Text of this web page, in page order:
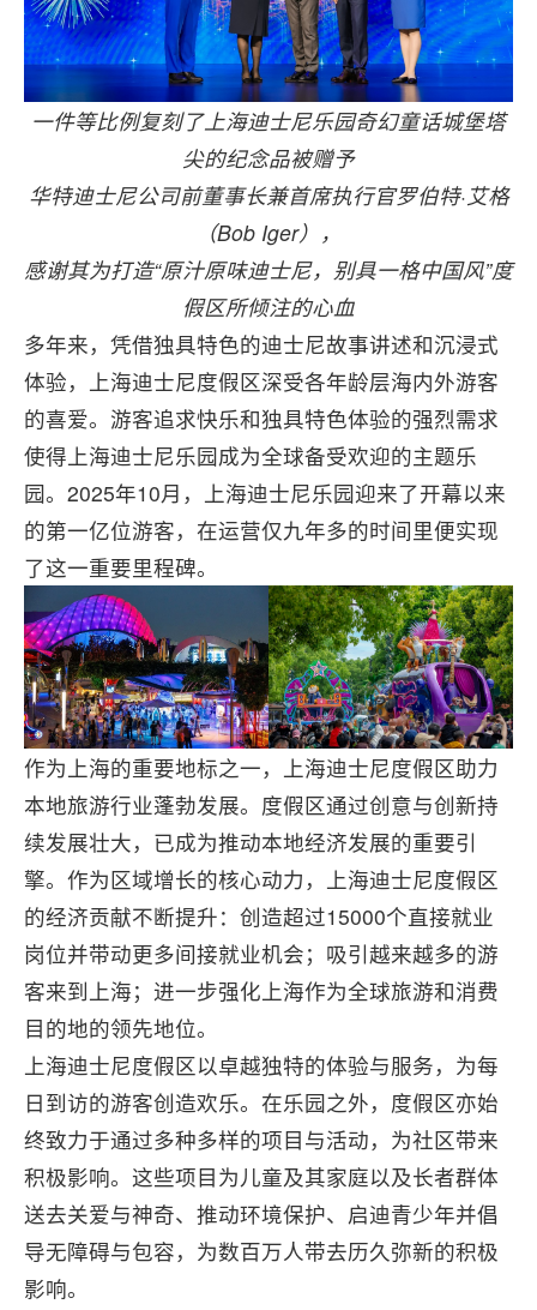
一件等比例复刻了上海迪士尼乐园奇幻童话城堡塔
尖的纪念品被赠予
华特迪士尼公司前董事长兼首席执行官罗伯特·艾格
（Bob Iger），
感谢其为打造“原汁原味迪士尼，别具一格中国风”度
假区所倾注的心血
多年来，凭借独具特色的迪士尼故事讲述和沉浸式
体验，上海迪士尼度假区深受各年龄层海内外游客
的喜爱。游客追求快乐和独具特色体验的强烈需求
使得上海迪士尼乐园成为全球备受欢迎的主题乐
园。2025年10月，上海迪士尼乐园迎来了开幕以来
的第一亿位游客，在运营仅九年多的时间里便实现
了这一重要里程碑。
作为上海的重要地标之一，上海迪士尼度假区助力
本地旅游行业蓬勃发展。度假区通过创意与创新持
续发展壮大，已成为推动本地经济发展的重要引
擎。作为区域增长的核心动力，上海迪士尼度假区
的经济贡献不断提升：创造超过15000个直接就业
岗位并带动更多间接就业机会；吸引越来越多的游
客来到上海；进一步强化上海作为全球旅游和消费
目的地的领先地位。
上海迪士尼度假区以卓越独特的体验与服务，为每
日到访的游客创造欢乐。在乐园之外，度假区亦始
终致力于通过多种多样的项目与活动，为社区带来
积极影响。这些项目为儿童及其家庭以及长者群体
送去关爱与神奇、推动环境保护、启迪青少年并倡
导无障碍与包容，为数百万人带去历久弥新的积极
影响。